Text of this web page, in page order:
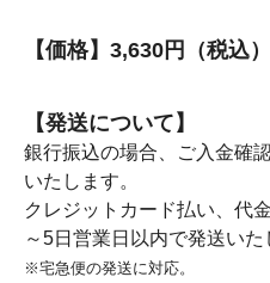
【価格】3,630円（税込）
【発送について】
銀行振込の場合、ご入金確
いたします。
クレジットカード払い、代
～5日営業日以内で発送いた
※宅急便の発送に対応。